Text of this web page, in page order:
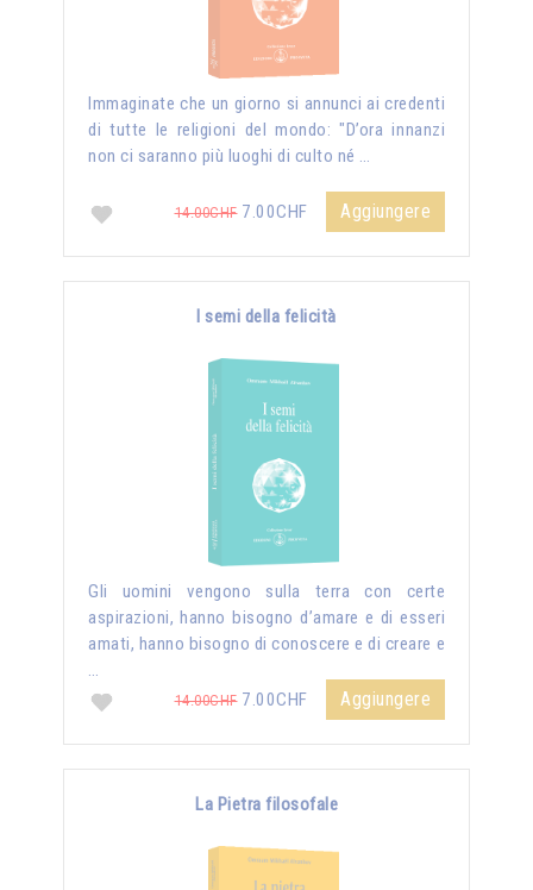
Immaginate che un giorno si annunci ai credenti
di tutte le religioni del mondo: "D’ora innanzi
non ci saranno più luoghi di culto né …
14.00CHF7.00CHF Aggiungere
I semi della felicità
Gli uomini vengono sulla terra con certe
aspirazioni, hanno bisogno d’amare e di esseri
amati, hanno bisogno di conoscere e di creare e
…
14.00CHF7.00CHF Aggiungere
La Pietra filosofale